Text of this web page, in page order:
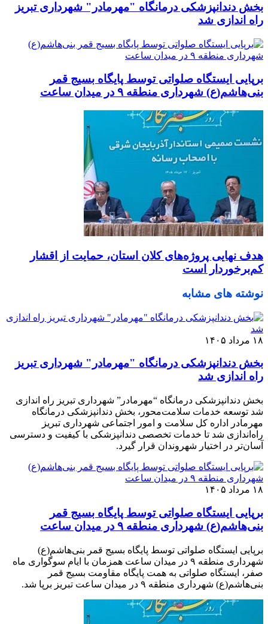
بخش دندانپزشکی درمانگاه "مهرمادر" شهرداری تبریز
راه اندازی شد
برپایی ایستگاه صلواتی توسط پایگاه بسیج قمر
بنی‌هاشم(ع) شهرداری منطقه ۹ در میدان ساعت
هدف نهایی پروژه‌های کلان استان، حمایت از اقشار
کم‌برخوردار است
نوشته های مشابه
۱۸ مرداد ۱۴۰۵
بخش دندانپزشکی درمانگاه "مهرمادر" شهرداری تبریز
راه اندازی شد
بخش دندانپزشکی درمانگاه “مهرمادر” شهرداری تبریز راه اندازی
شد توسعه خدمات سلامت‌محور، بخش دندانپزشکی درمانگاه
مهرمادر اداره کل سلامت و امور اجتماعی شهرداری تبریز
راه‌اندازی شد تا خدمات تخصصی دندانپزشکی با کیفیت و دسترسی
آسان‌تر در اختیار شهروندان قرار گیرد.
۱۸ مرداد ۱۴۰۵
برپایی ایستگاه صلواتی توسط پایگاه بسیج قمر
بنی‌هاشم(ع) شهرداری منطقه ۹ در میدان ساعت
برپایی ایستگاه صلواتی توسط پایگاه بسیج قمر بنی‌هاشم(ع)
شهرداری منطقه ۹ در میدان ساعت همزمان با ایام سوگواری ماه
صفر، ایستگاه صلواتی به همت پایگاه مقاومت بسیج قمر
بنی‌هاشم(ع) شهرداری منطقه ۹ در میدان ساعت تبریز برپا شد.